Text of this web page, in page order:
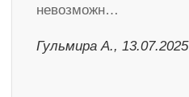
невозможн…
Гульмира А., 13.07.2025